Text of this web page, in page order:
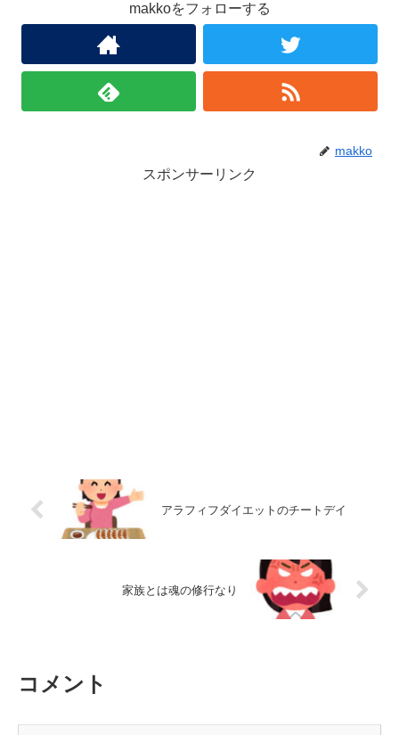
makkoをフォローする
makko
スポンサーリンク
アラフィフダイエットのチートデイ
家族とは魂の修行なり
コメント